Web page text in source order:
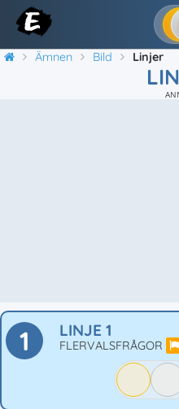
Ämnen Bild Linjer
1 LINJE 1
FLERVALSFRÅGOR